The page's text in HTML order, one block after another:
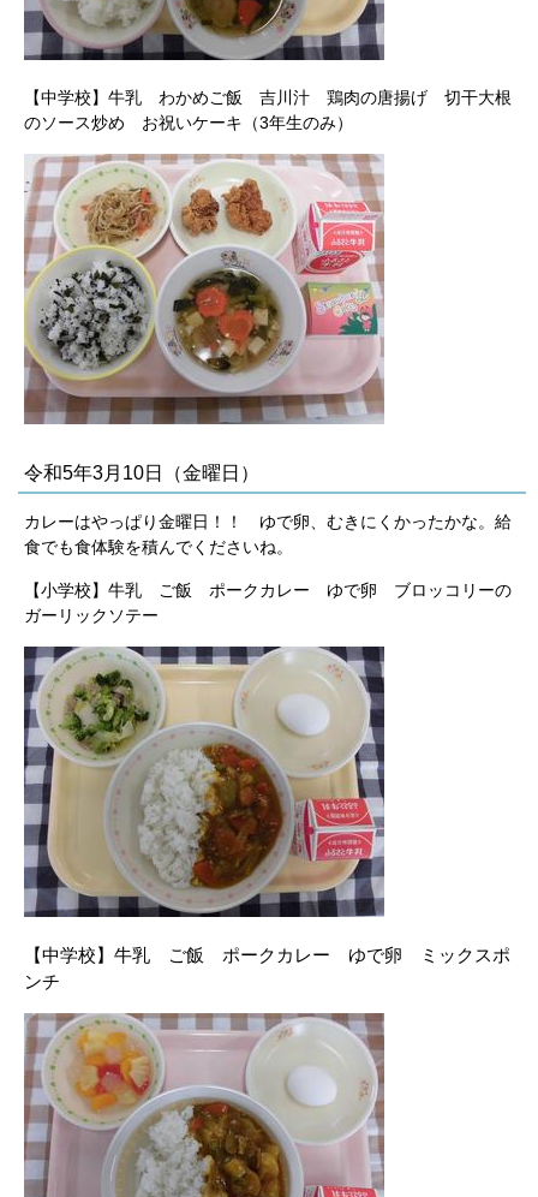
【中学校】牛乳 わかめご飯 吉川汁 鶏肉の唐揚げ 切干大根
のソース炒め お祝いケーキ（3年生のみ）
令和5年3月10日（金曜日）
カレーはやっぱり金曜日！！ ゆで卵、むきにくかったかな。給
食でも食体験を積んでくださいね。
【小学校】牛乳 ご飯 ポークカレー ゆで卵 ブロッコリーの
ガーリックソテー
【中学校】牛乳 ご飯 ポークカレー ゆで卵 ミックスポ
ンチ